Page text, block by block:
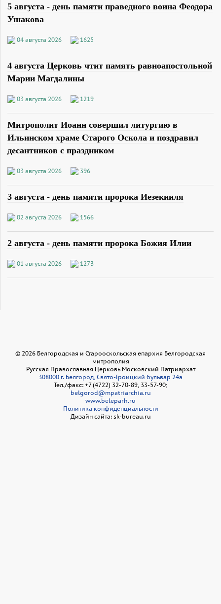
5 августа - день памяти праведного воина Феодора
Ушакова
04 августа 2026 1625
4 августа Церковь чтит память равноапостольной
Марии Магдалины
03 августа 2026 1219
Митрополит Иоанн совершил литургию в
Ильинском храме Старого Оскола и поздравил
десантников с праздником
03 августа 2026 396
3 августа - день памяти пророка Иезекииля
02 августа 2026 1566
2 августа - день памяти пророка Божия Илии
01 августа 2026 1273
© 2026 Белгородская и Старооскольская епархия Белгородская
митрополия
Русская Православная Церковь Московский Патриархат
308000 г. Белгород, Свято-Троицкий бульвар 24а
Тел./факс: +7 (4722) 32-70-89, 33-57-90;
belgorod@mpatriarchia.ru
www.beleparh.ru
Политика конфиденциальности
Дизайн сайта: sk-bureau.ru